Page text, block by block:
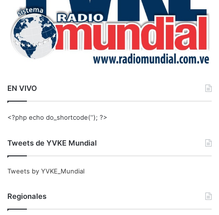
EN VIVO
<?php echo do_shortcode(‘‘); ?>
Tweets de YVKE Mundial
Tweets by YVKE_Mundial
Regionales